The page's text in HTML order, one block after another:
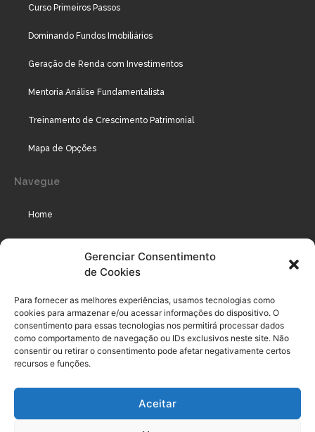
Gerenciar Consentimento
de Cookies
Para fornecer as melhores experiências, usamos tecnologias como
cookies para armazenar e/ou acessar informações do dispositivo. O
consentimento para essas tecnologias nos permitirá processar dados
como comportamento de navegação ou IDs exclusivos neste site. Não
consentir ou retirar o consentimento pode afetar negativamente certos
recursos e funções.
Aceitar
Curso Primeiros Passos
Dominando Fundos Imobiliários
Geração de Renda com Investimentos
Mentoria Análise Fundamentalista
Treinamento de Crescimento Patrimonial
Mapa de Opções
Navegue
Home
Podcast
Legal
Termo de uso do usuário e assinante